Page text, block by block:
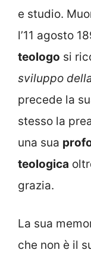
e studio.
l’11 agosto
teologo si
sviluppo
precede la
stesso la
una sua
teologica
grazia.
La sua
che non è il